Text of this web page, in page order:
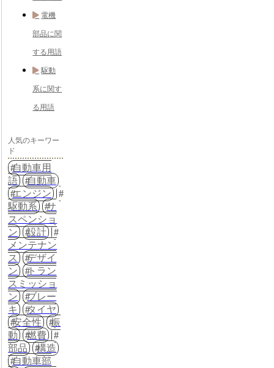
電機
部品に関
する用語
駆動
系に関す
る用語
人気のキーワー
ド
自動車用
語
自動車
エンジン
駆動系
サ
スペンショ
ン
設計
メンテナン
ス
デザイ
ン
トラン
スミッショ
ン
ブレー
キ
タイヤ
安全性
振
動
燃費
部品
構造
自動車部